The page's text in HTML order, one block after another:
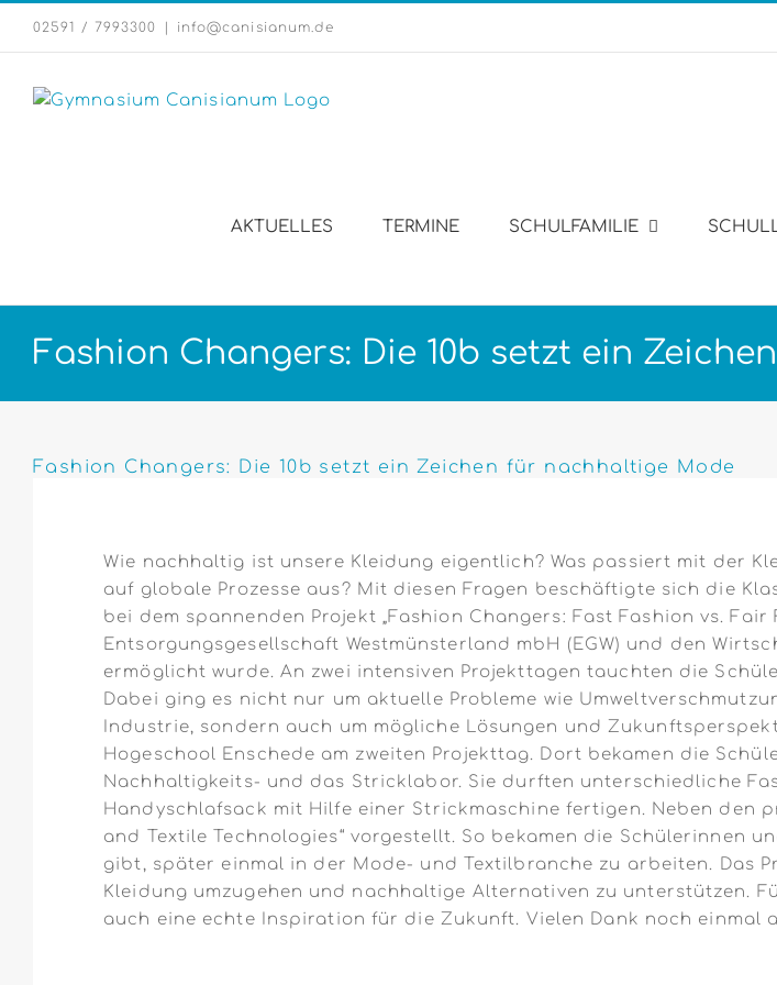
02591 / 7993300 info@canisianum.de
AKTUELLES TERMINE SCHULFAMILIE
Fashion Changers: Die 10b setzt ein
grösseres
Fashion Changers: Die 10b setzt ein Zeichen für nachhaltige Mode
Wie nachhaltig ist unsere Kleidung eigentlich? Was passiert mit der
auf globale Prozesse aus? Mit diesen Fragen beschäftigte sich die
bei dem spannenden Projekt „Fashion Changers: Fast Fashion vs.
Entsorgungsgesellschaft Westmünsterland mbH (EGW) und den
ermöglicht wurde. An zwei intensiven Projekttagen tauchten die
Dabei ging es nicht nur um aktuelle Probleme wie
Industrie, sondern auch um mögliche Lösungen und
Hogeschool Enschede am zweiten Projekttag. Dort bekamen die
Nachhaltigkeits- und das Stricklabor. Sie durften unterschiedliche
Handyschlafsack mit Hilfe einer Strickmaschine fertigen. Neben den
and Textile Technologies“ vorgestellt. So bekamen die Schülerinnen
gibt, später einmal in der Mode- und Textilbranche zu arbeiten. Das
Kleidung umzugehen und nachhaltige Alternativen zu unterstützen.
auch eine echte Inspiration für die Zukunft. Vielen Dank noch einmal